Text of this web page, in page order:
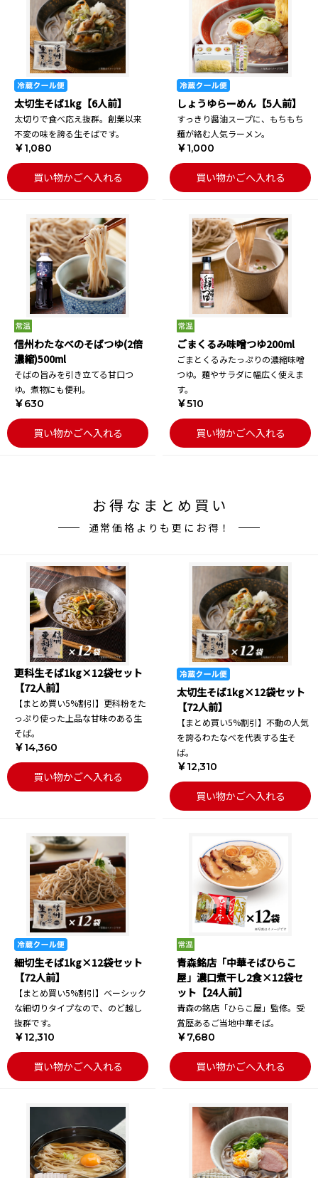
太切生そば1kg【6人前】
太切りで食べ応え抜群。創業以来
不変の味を誇る生そばです。
￥1,080
買い物かごへ入れる
しょうゆらーめん【5人前】
すっきり醤油スープに、もちもち
麺が絡む人気ラーメン。
￥1,000
買い物かごへ入れる
信州わたなべのそばつゆ(2倍
濃縮)500ml
そばの旨みを引き立てる甘口つ
ゆ。煮物にも便利。
￥630
買い物かごへ入れる
ごまくるみ味噌つゆ200ml
ごまとくるみたっぷりの濃縮味噌
つゆ。麺やサラダに幅広く使えま
す。
￥510
買い物かごへ入れる
お得なまとめ買い
通常価格よりも更にお得！
更科生そば1kg×12袋セット
【72人前】
【まとめ買い5%割引】更科粉をた
っぷり使った上品な甘味のある生
そば。
￥14,360
買い物かごへ入れる
太切生そば1kg×12袋セット
【72人前】
【まとめ買い5%割引】不動の人気
を誇るわたなべを代表する生そ
ば。
￥12,310
買い物かごへ入れる
細切生そば1kg×12袋セット
【72人前】
【まとめ買い5%割引】ベーシック
な細切りタイプなので、のど越し
抜群です。
￥12,310
買い物かごへ入れる
青森銘店「中華そばひらこ
屋」濃口煮干し2食×12袋セ
ット【24人前】
青森の銘店「ひらこ屋」監修。受
賞歴あるご当地中華そば。
￥7,680
買い物かごへ入れる